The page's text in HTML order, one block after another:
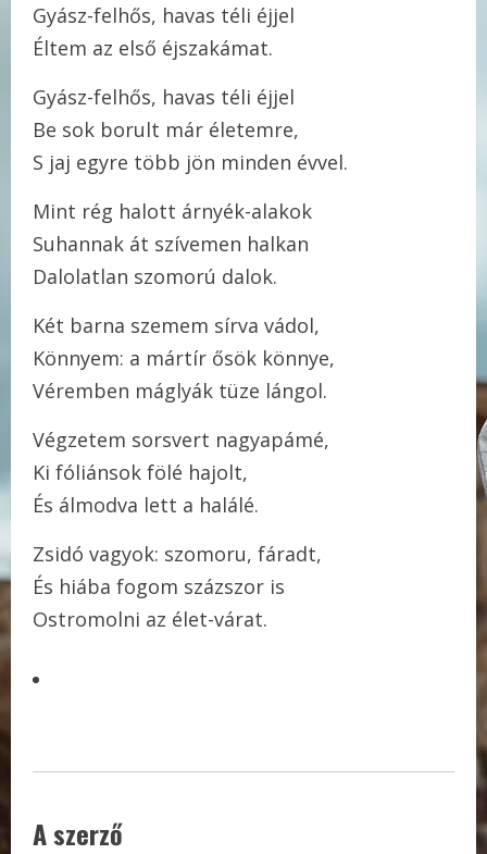
Gyász-felhős, havas téli éjjel
Éltem az első éjszakámat.
Gyász-felhős, havas téli éjjel
Be sok borult már életemre,
S jaj egyre több jön minden évvel.
Mint rég halott árnyék-alakok
Suhannak át szívemen halkan
Dalolatlan szomorú dalok.
Két barna szemem sírva vádol,
Könnyem: a mártír ősök könnye,
Véremben máglyák tüze lángol.
Végzetem sorsvert nagyapámé,
Ki fóliánsok fölé hajolt,
És álmodva lett a halálé.
Zsidó vagyok: szomoru, fáradt,
És hiába fogom százszor is
Ostromolni az élet-várat.
A szerző